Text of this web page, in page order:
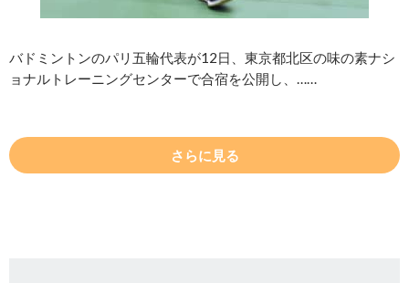
バドミントンのパリ五輪代表が12日、東京都北区の味の素ナシ
ョナルトレーニングセンターで合宿を公開し、……
さらに見る